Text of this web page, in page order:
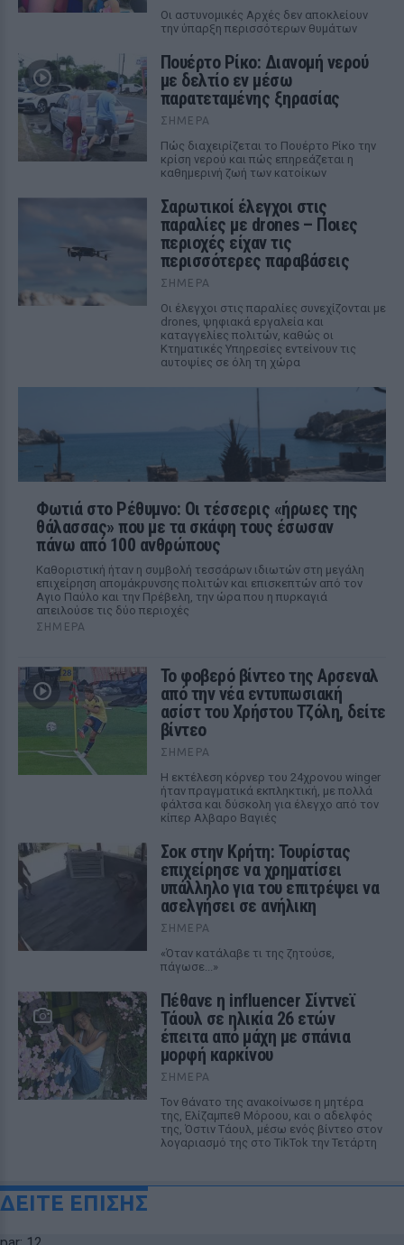
Οι αστυνομικές Αρχές δεν αποκλείουν
την ύπαρξη περισσότερων θυμάτων
Πουέρτο Ρίκο: Διανομή νερού
με δελτίο εν μέσω
παρατεταμένης ξηρασίας
ΣΉΜΕΡΑ
Πώς διαχειρίζεται το Πουέρτο Ρίκο την
κρίση νερού και πώς επηρεάζεται η
καθημερινή ζωή των κατοίκων
Σαρωτικοί έλεγχοι στις
παραλίες με drones – Ποιες
περιοχές είχαν τις
περισσότερες παραβάσεις
ΣΉΜΕΡΑ
Οι έλεγχοι στις παραλίες συνεχίζονται με
drones, ψηφιακά εργαλεία και
καταγγελίες πολιτών, καθώς οι
Κτηματικές Υπηρεσίες εντείνουν τις
αυτοψίες σε όλη τη χώρα
Φωτιά στο Ρέθυμνο: Οι τέσσερις «ήρωες της
θάλασσας» που με τα σκάφη τους έσωσαν
πάνω από 100 ανθρώπους
Καθοριστική ήταν η συμβολή τεσσάρων ιδιωτών στη μεγάλη
επιχείρηση απομάκρυνσης πολιτών και επισκεπτών από τον
Αγιο Παύλο και την Πρέβελη, την ώρα που η πυρκαγιά
απειλούσε τις δύο περιοχές
ΣΉΜΕΡΑ
Το φοβερό βίντεο της Αρσεναλ
από την νέα εντυπωσιακή
ασίστ του Χρήστου Τζόλη, δείτε
βίντεο
ΣΉΜΕΡΑ
Η εκτέλεση κόρνερ του 24χρονου winger
ήταν πραγματικά εκπληκτική, με πολλά
φάλτσα και δύσκολη για έλεγχο από τον
κίπερ Αλβαρο Βαγιές
Σοκ στην Κρήτη: Τουρίστας
επιχείρησε να χρηματίσει
υπάλληλο για του επιτρέψει να
ασελγήσει σε ανήλικη
ΣΉΜΕΡΑ
«Όταν κατάλαβε τι της ζητούσε,
πάγωσε...»
Πέθανε η influencer Σίντνεϊ
Τάουλ σε ηλικία 26 ετών
έπειτα από μάχη με σπάνια
μορφή καρκίνου
ΣΉΜΕΡΑ
Τον θάνατο της ανακοίνωσε η μητέρα
της, Ελίζαμπεθ Μόροου, και ο αδελφός
της, Όστιν Τάουλ, μέσω ενός βίντεο στον
λογαριασμό της στο TikTok την Τετάρτη
ΔΕΙΤΕ ΕΠΙΣΗΣ